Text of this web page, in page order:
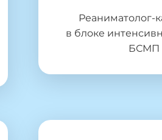
Реаниматолог-
в блоке
БСМП